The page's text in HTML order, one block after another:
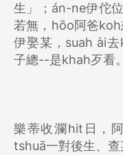
生」；án-ne伊佗
若無，hōo阿爸
伊娶某，suah ài
子總--是khah歹看。
樂蒂收瀾hit日，
tshuā一對後生、